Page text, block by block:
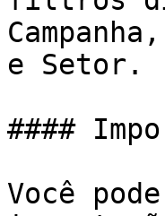
e Setor.
####
Você